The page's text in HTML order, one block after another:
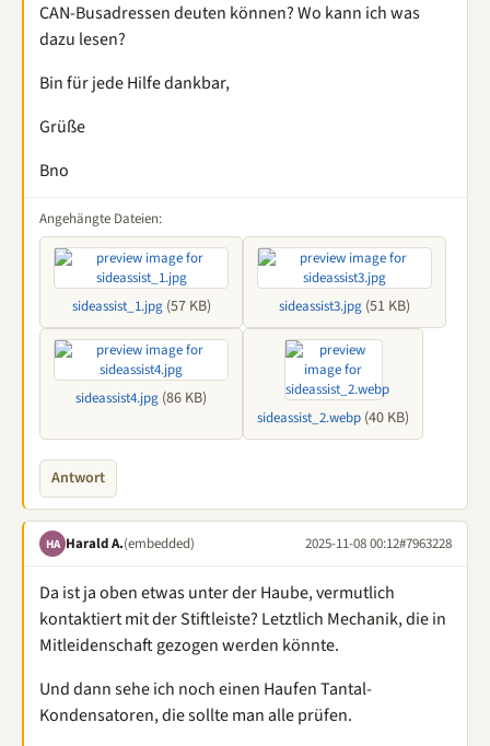
CAN-Busadressen deuten können? Wo kann ich was
dazu lesen?
Bin für jede Hilfe dankbar,
Grüße
Bno
Angehängte Dateien:
sideassist_1.jpg(57 KB) sideassist3.jpg (51 KB)
sideassist4.jpg (86 KB)
sideassist_2.webp (40 KB)
Antwort
HA Harald A.(embedded) 2025-11-08 00:12#7963228
Da ist ja oben etwas unter der Haube, vermutlich
kontaktiert mit der Stiftleiste? Letztlich Mechanik, die in
Mitleidenschaft gezogen werden könnte.
Und dann sehe ich noch einen Haufen Tantal-
Kondensatoren, die sollte man alle prüfen.